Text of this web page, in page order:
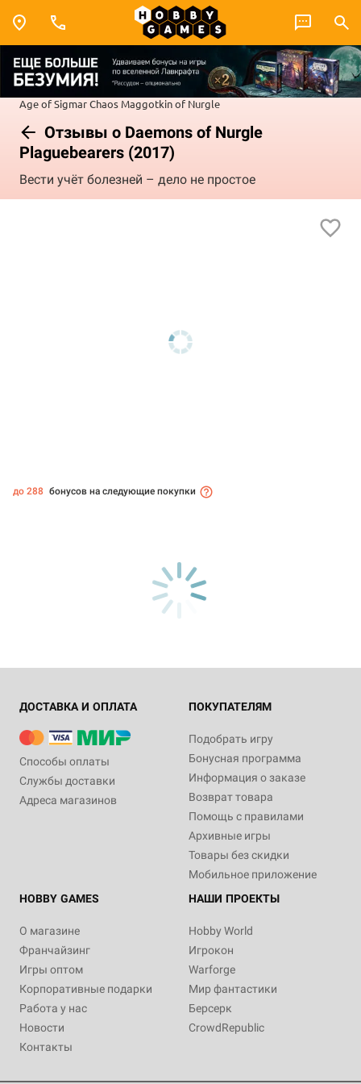
Age of SigmarChaos Maggotkin of Nurgle
Отзывы о Daemons of Nurgle
Plaguebearers (2017)
Вести учёт болезней – дело не простое
до 288 бонусов на следующие покупки
ДОСТАВКА И ОПЛАТА
Способы оплаты
Службы доставки
Адреса магазинов
ПОКУПАТЕЛЯМ
Подобрать игру
Бонусная программа
Информация о заказе
Возврат товара
Помощь с правилами
Архивные игры
Товары без скидки
Мобильное приложение
HOBBY GAMES
О магазине
Франчайзинг
Игры оптом
Корпоративные подарки
Работа у нас
Новости
Контакты
НАШИ ПРОЕКТЫ
Hobby World
Игрокон
Warforge
Мир фантастики
Берсерк
CrowdRepublic